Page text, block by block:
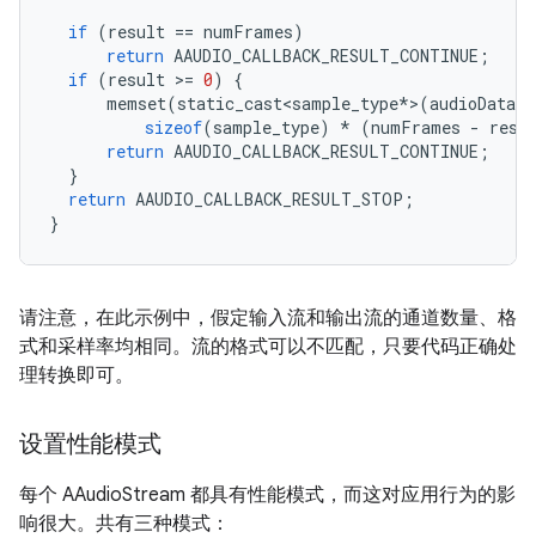
if (result == numFrames)
return AAUDIO_CALLBACK_RESULT_CONTINUE ;
if (result >= 0)
{
memset(static_cast<sample_type*>(audioData
sizeof(sample_type) * (numFrames -
return AAUDIO_CALLBACK_RESULT_CONTINUE ;
}
return AAUDIO_CALLBACK_RESULT_STOP ;
}
请注意，在此示例中，假定输入流和输出流的通道数量、格
式和采样率均相同。流的格式可以不匹配，只要代码正确处
理转换即可。
设置性能模式
每个 AAudioStream 都具有性能模式，而这对应用行为的影
响很大。 共有三种模式：